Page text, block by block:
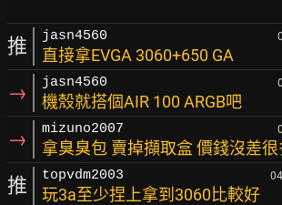
推 jasn4560
直接拿EVGA 3060+650 GA
→ jasn4560
機殼就搭個AIR 100 ARGB吧
→ mizuno2007
拿臭臭包 賣掉擷取盒 價錢沒差很
推 topvdm2003
玩3a至少捏上拿到3060比較好